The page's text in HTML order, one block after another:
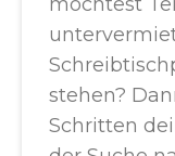
stehen?
Schritten